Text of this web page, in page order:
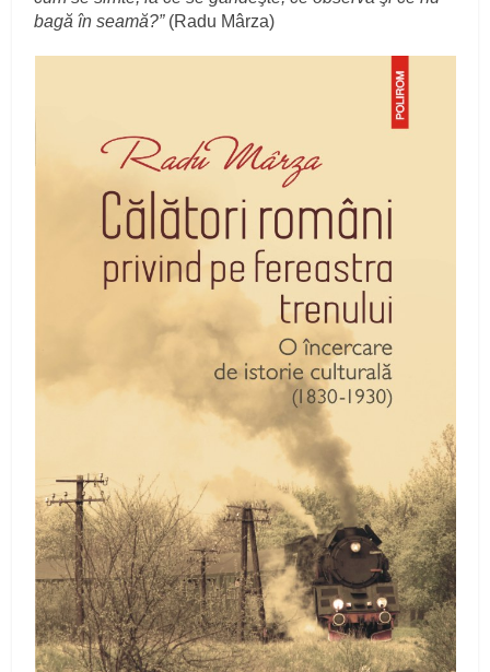
bagă în seamă?” (Radu Mârza)